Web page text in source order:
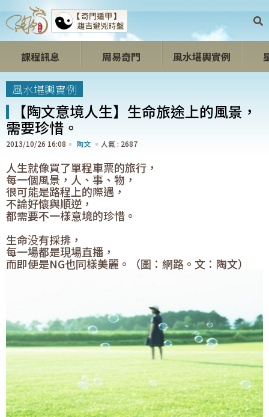
課程訊息 周易奇門 風水堪輿實例
開心開運區
風水堪輿實例
【陶文意境人生】生命旅途上的風景，
需要珍惜。
2013/10/26 16:08 陶文 2687
人生就像買了單程車票的旅行，
每一個風景，人、事、物，
很可能是路程上的際遇，
不論好懷與順逆，
都需要不一樣意境的珍惜。
生命没有採排，
每一場都是現場直播，
而即便是NG也同樣美麗。（圖：網路。文：陶文）